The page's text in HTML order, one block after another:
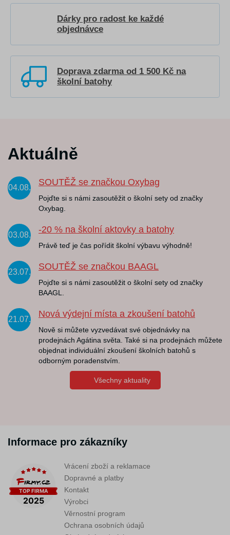
Dárky pro radost ke každé
objednávce
Doprava zdarma od 1 500 Kč na
školní batohy
Aktuálně
04.08.
SOUTĚŽ se značkou Oxybag
Pojďte si s námi zasoutěžit o školní sety od značky
Oxybag.
03.08.
-20 % na školní aktovky a batohy
Právě teď je čas pořídit školní výbavu výhodně!
23.07.
SOUTĚŽ se značkou BAAGL
Pojďte si s námi zasoutěžit o školní sety od značky
BAAGL.
21.07.
Nová výdejní místa a zkoušení batohů
Nově si můžete vyzvedávat své objednávky na
prodejnách Agátina světa. Také si na prodejnách můžete
objednat individuální zkoušení školních batohů s
odborným poradenstvím.
Všechny aktuality
Informace pro zákazníky
Vrácení zboží a reklamace
Dopravné a platby
Kontakt
Výrobci
Věrnostní program
Ochrana osobních údajů